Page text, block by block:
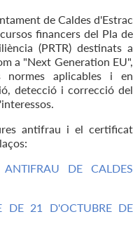
de Caldes d'Estrac
financers del Pla de
(PRTR) destinats a
a "Next Generation EU",
aplicables i en
detecció i correcció del
antifrau i el certificat
DE CALDES
DE 21 D'OCTUBRE DE